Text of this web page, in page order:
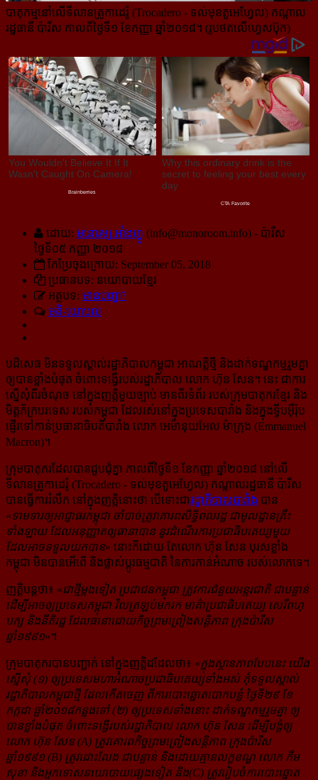
បាតុកម្មនៅលើទីលានត្រូកាដេរ៉ូ (Trocadero - ទល់មុខតួអេហ្វែល) កណ្ដាល
រដ្ឋធានី ប៉ារីស កាលពីថ្ងៃទី១ ខែកញ្ញា ឆ្នាំ២០១៨។ (រូបថតលើហ្វេសប៊ុក)
ដោយ: មនោរម្យ.អាំងហ្វូ (info@monoroom.info) - ប៉ារីស
ថ្ងៃទី០៥ កញ្ញា ២០១៨
កែប្រែចុងក្រោយ: September 05, 2018
ប្រធានបទ: នយោបាយ​ខ្មែរ
អត្ថបទ: មានបញ្ហា?
មតិ-យោបល់
បដិសេធ មិនទទួលស្គាល់រដ្ឋាភិបាលកម្ពុជា អាណត្តិថ្មី និងដាក់ទណ្ឌកម្មរួមគ្នា
ឲ្យបានខ្លាំងបំផុត ចំពោះទង្វើរបស់រដ្ឋាភិបាល លោក ហ៊ុន សែន។ នេះ ជាការ
ស្នើសុំពីរចំណុច នៅក្នុងញត្តិ​មួយច្បាប់ មានពីរទំព័រ របស់ក្រុមបាតុករខ្មែរ និង
មិត្តភ័ក្របរទេស របស់កម្ពុជា ដែលរស់នៅក្នុងប្រទេសបារាំង និងក្នុងទ្វីបអ៊ឺរ៉ុប
ផ្ញើរទៅកាន់ប្រធានាធិបតីបារាំង លោក អេម៉ានុយអែល ម៉ាក្រុង (Emmanuel
Macron)។
ក្រុមបាតុករដែលបានជួបជុំគ្នា កាលពីថ្ងៃទី១ ខែកញ្ញា ឆ្នាំ២០១៨ នៅលើ
ទីលានត្រូកាដេរ៉ូ (Trocadero - ទល់មុខ​តួ​អេហ្វែល) កណ្ដាលរដ្ឋធានី ប៉ារីស
បានធ្វើការរំលឹក នៅក្នុងញត្តិនោះថា បើទោះជា​រដ្ឋាភិបាលបារាំង បាន​
«ទាមទារឲ្យអាជ្ញាធរកម្ពុជា ចាំបាច់ត្រូវគោរពសិទ្ធិពលរដ្ឋ ជាមូលដ្ឋានគ្រឹះ
ទាំងឡាយ ដែលអនុញ្ញាតឲ្យធានាបាន នូវដំណើរការប្រជាធិបតេយ្យមួយ
ដែលអាចទទួលយកបាន» នោះក៏ដោយ តែលោក ហ៊ុន សែន បុរសខ្លាំង
កម្ពុជា មិនបានអើពើ និងផ្លាស់ប្ដូរធម្មជាតិ នៃការកាន់អំណាច របស់លោកទេ។
ញត្តិបន្តថា៖ «ជាថ្មីម្ដងទៀត ប្រជាជនកម្ពុជា ត្រូវការជំនួយអន្តរជាតិ ជាបន្ទាន់
ដើម្បីអាចឲ្យប្រទេសកម្ពុជា វិលត្រឡប់មករក មាគ៌ាប្រជាធិបតេយ្យ សេរី​ពហុ
បក្ស និងនីតិរដ្ឋ ដែលធានាដោយកិច្ចព្រមព្រៀងសន្តិភាព ក្រុងប៉ារីស
ឆ្នាំ១៩៩១»។
ក្រុមបាតុករបានបញ្ជាក់ នៅក្នុងញត្តិដដែលថា៖ «ក្នុងស្ថានភាពបែបនេះ យើង
ស្នើសុំ (១) ឲ្យប្រទេសមហាអំណាចប្រជាធិបតេយ្យទាំងអស់ កុំទទួលស្គាល់​
រដ្ឋាភិបាលកម្ពុជាថ្មី ដែលកើតចេញ ពីការបោះឆ្នោតបោកបន្លំ ថ្ងៃទី២៩ ខែ
កក្កដា ឆ្នាំ២០១៨កន្លងទៅ (២) ឲ្យប្រទេសទាំងនោះ ដាក់ទណ្ឌកម្មរួមគ្នា ឲ្យ
បានខ្លាំងបំផុត ចំពោះទង្វើ​របស់រដ្ឋាភិបាល លោក ហ៊ុន សែន ដើម្បីបង្ខំឲ្យ
លោក ហ៊ុន សែន (A) ត្រូវគោរពកិច្ចព្រមព្រៀងសន្តិភាព ក្រុងប៉ារីស
ឆ្នាំ១៩៩១ (B) ត្រូវដោះលែង ជាបន្ទាន់ និងដោយគ្មានលក្ខខណ្ឌ លោក កឹម
សុខា និងអ្នកទោសនយោបាយផ្សេងទៀត និង(C) ត្រូវរៀបចំការបោះឆ្នោត